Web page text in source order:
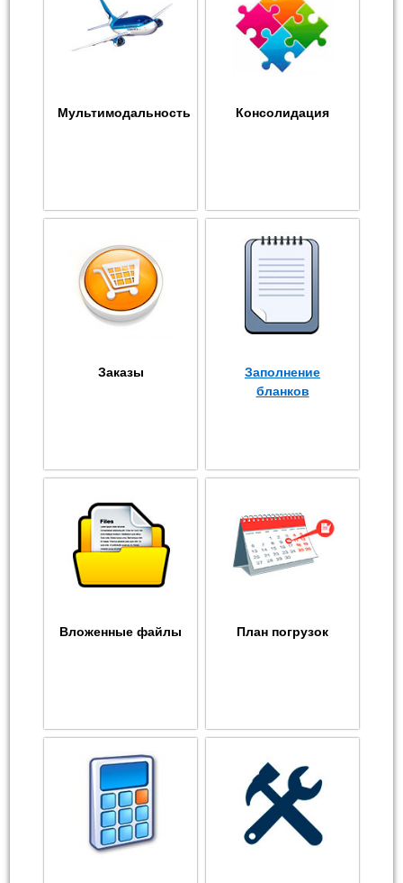
Мультимодальность Консолидация
Заказы
Заполнение
бланков
Вложенные файлы План погрузок